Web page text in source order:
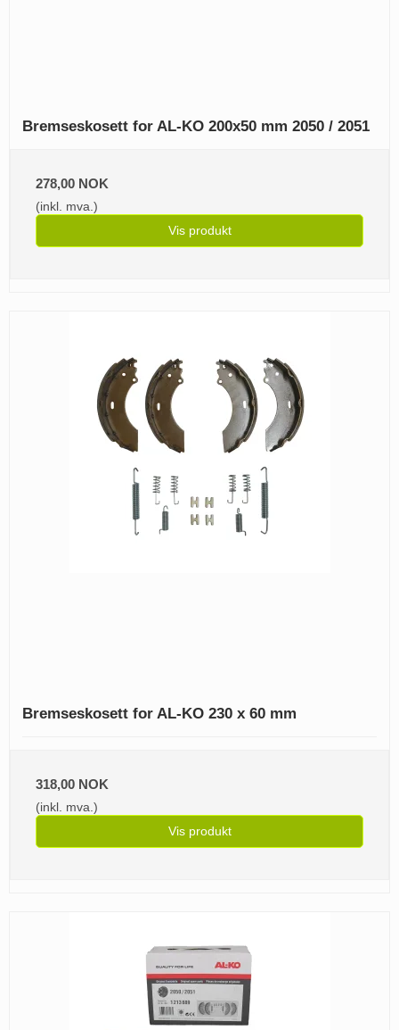
Bremseskosett for AL-KO 200x50 mm 2050 / 2051
278,00 NOK
(inkl. mva.)
Vis produkt
Bremseskosett for AL-KO 230 x 60 mm
318,00 NOK
(inkl. mva.)
Vis produkt